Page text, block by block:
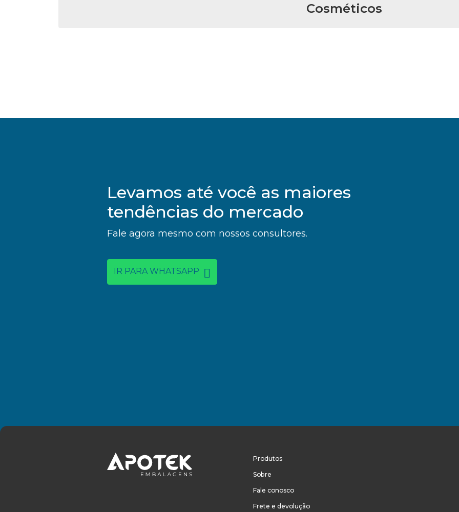
Cosméticos
Levamos até você as maiores
tendências do mercado
Fale agora mesmo com nossos consultores.
IR PARA WHATSAPP
Produtos
Sobre
Fale conosco
Frete e devolução